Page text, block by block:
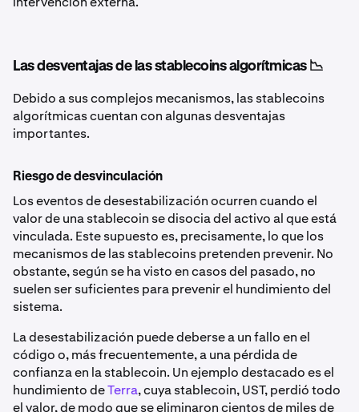
Las desventajas de las stablecoins algorítmicas 📉
Debido a sus complejos mecanismos, las stablecoins
algorítmicas cuentan con algunas desventajas
importantes.
Riesgo de desvinculación
Los eventos de desestabilización ocurren cuando el
valor de una stablecoin se disocia del activo al que está
vinculada. Este supuesto es, precisamente, lo que los
mecanismos de las stablecoins pretenden prevenir. No
obstante, según se ha visto en casos del pasado, no
suelen ser suficientes para prevenir el hundimiento del
sistema.
La desestabilización puede deberse a un fallo en el
código o, más frecuentemente, a una pérdida de
confianza en la stablecoin. Un ejemplo destacado es el
hundimiento deTerra, cuya stablecoin, UST, perdió todo
el valor, de modo que se eliminaron cientos de miles de